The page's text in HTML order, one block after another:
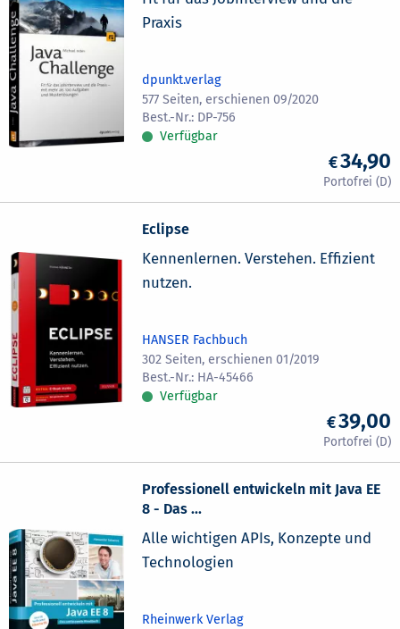
Praxis
dpunkt.verlag
577 Seiten, erschienen 09/2020
DP-756
Verfügbar
34,90
Eclipse
Kennenlernen. Verstehen. Effizient
nutzen.
HANSER Fachbuch
302 Seiten, erschienen 01/2019
HA-45466
Verfügbar
39,00
Professionell entwickeln mit Java EE
8 - Das ...
Alle wichtigen APIs, Konzepte und
Technologien
Rheinwerk Verlag